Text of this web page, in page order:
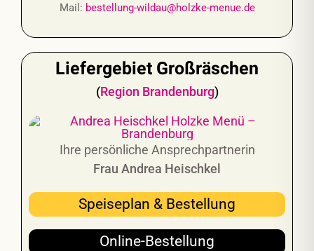
Mail: bestellung-wildau@holzke-menue.de
Liefergebiet Großräschen
(Region Brandenburg)
Ihre persönliche Ansprechpartnerin
Frau Andrea Heischkel
Speiseplan & Bestellung
Online-Bestellung